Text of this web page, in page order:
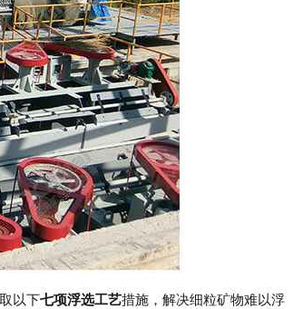
以下七项浮选工艺措施，解决细粒矿物难以浮